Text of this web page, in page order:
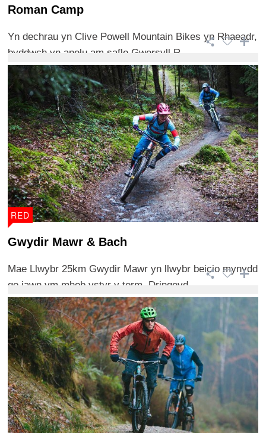
Roman Camp
Yn dechrau yn Clive Powell Mountain Bikes yn Rhaeadr,
byddwch yn anelu am safle Gwersyll R ...
RED
Gwydir Mawr & Bach
Mae Llwybr 25km Gwydir Mawr yn llwybr beicio mynydd
go iawn ym mhob ystyr y term. Dringeyd ...